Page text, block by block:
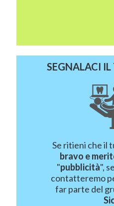
SEGNALACI
Se ritieni che il
bravo e
"pubblicità",
contatteremo
far parte del